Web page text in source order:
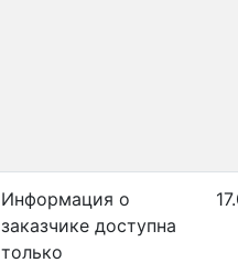
Информация о
заказчике доступна
только